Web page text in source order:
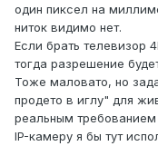
один пиксел на
ниток видимо нет.
Если брать телевизор
тогда разрешение
Тоже маловато, но
продето в иглу" для
реальным требованием
IP-камеру я бы тут